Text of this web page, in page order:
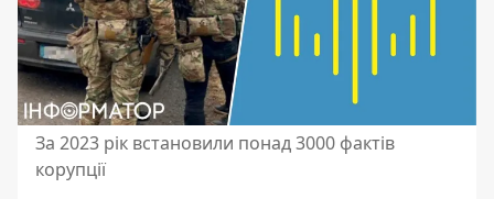
За 2023 рік встановили понад 3000 фактів
корупції